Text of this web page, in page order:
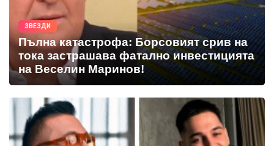
ЗВЕЗДИ
Пълна катастрофа: Борсовият срив на
тока застрашава фатално инвестицията
на Веселин Маринов!